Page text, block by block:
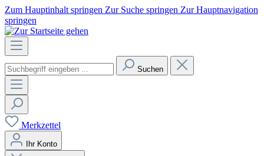
Zum Hauptinhalt springen Zur Suche springen Zur Hauptnavigation
springen
Suchen
Merkzettel
Ihr Konto